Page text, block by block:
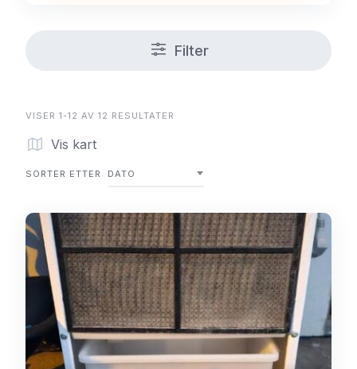
Filter
VISER 1-12 AV 12 RESULTATER
Vis kart
SORTER ETTER DATO